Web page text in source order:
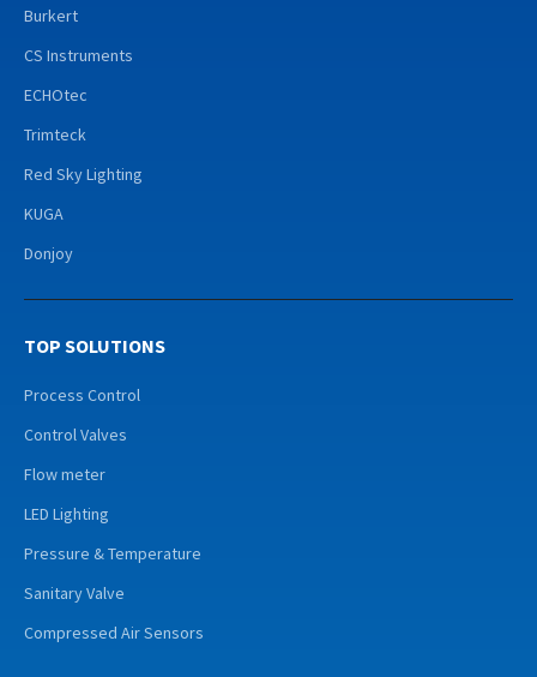
Burkert
CS Instruments
ECHOtec
Trimteck
Red Sky Lighting
KUGA
Donjoy
TOP SOLUTIONS
Process Control
Control Valves
Flow meter
LED Lighting
Pressure & Temperature
Sanitary Valve
Compressed Air Sensors